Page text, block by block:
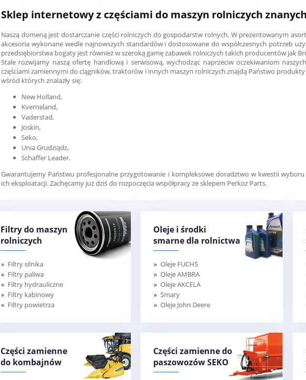
Sklep internetowy z częściami do maszyn rolniczych
Naszą domeną jest dostarczanie części rolniczych do gospodarstw rolnych. W prezentowanym
akcesoria wykonane wedle najnowszych standardów i dostosowane do współczesnych potrzeb
przedsiębiorstwa bogaty jest również w szeroką gamę zabawek rolniczych takich producentów jak
Stale rozwijamy naszą ofertę handlową i serwisową, wychodząc naprzeciw oczekiwaniom
częściami zamiennymi do ciągników, traktorów i innych maszyn rolniczych znajdą Państwo
wśród których znalazły się:
New Holland,
Kverneland,
Vaderstad,
Joskin,
Seko,
Unia Grudziądz,
Schaffer Leader.
Gwarantujemy Państwu profesjonalne przygotowanie i kompleksowe doradztwo w kwestii
ich eksploatacji. Zachęcamy już dziś do rozpoczęcia współpracy ze sklepem Perkoz Parts.
Filtry do maszyn
rolniczych
Filtry silnika
Filtry paliwa
Filtry hydrauliczne
Filtry kabinowy
Filtry powietrza
Oleje i środki
smarne dla rolnictwa
Oleje FUCHS
Oleje AMBRA
Oleje AKCELA
Smary
Oleje John Deere
Części zamienne
do kombajnów
Części zamienne do
paszowozów SEKO